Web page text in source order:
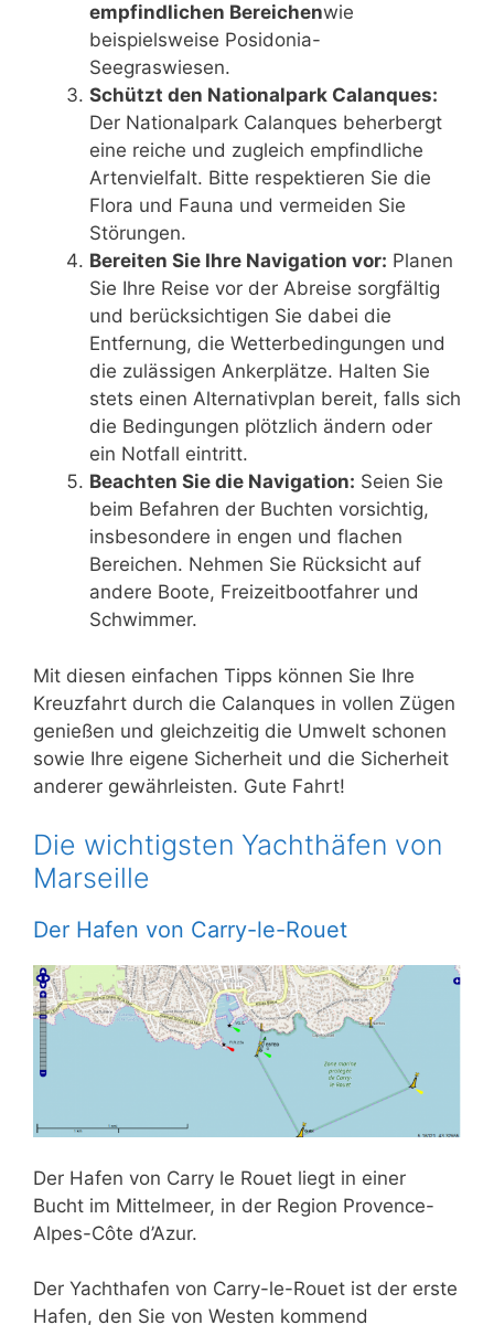
empfindlichen Bereichenwie
beispielsweise Posidonia-
Seegraswiesen.
Schützt den Nationalpark Calanques:
Der Nationalpark Calanques beherbergt
eine reiche und zugleich empfindliche
Artenvielfalt. Bitte respektieren Sie die
Flora und Fauna und vermeiden Sie
Störungen.
Bereiten Sie Ihre Navigation vor: Planen
Sie Ihre Reise vor der Abreise sorgfältig
und berücksichtigen Sie dabei die
Entfernung, die Wetterbedingungen und
die zulässigen Ankerplätze. Halten Sie
stets einen Alternativplan bereit, falls sich
die Bedingungen plötzlich ändern oder
ein Notfall eintritt.
Beachten Sie die Navigation: Seien Sie
beim Befahren der Buchten vorsichtig,
insbesondere in engen und flachen
Bereichen. Nehmen Sie Rücksicht auf
andere Boote, Freizeitbootfahrer und
Schwimmer.
Mit diesen einfachen Tipps können Sie Ihre
Kreuzfahrt durch die Calanques in vollen Zügen
genießen und gleichzeitig die Umwelt schonen
sowie Ihre eigene Sicherheit und die Sicherheit
anderer gewährleisten. Gute Fahrt!
Die wichtigsten Yachthäfen von
Marseille
Der Hafen von Carry-le-Rouet
Der Hafen von Carry le Rouet liegt in einer
Bucht im Mittelmeer, in der Region Provence-
Alpes-Côte d’Azur.
Der Yachthafen von Carry-le-Rouet ist der erste
Hafen, den Sie von Westen kommend